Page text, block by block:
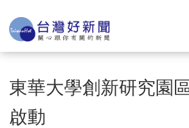
東華大學創新研究園
啟動